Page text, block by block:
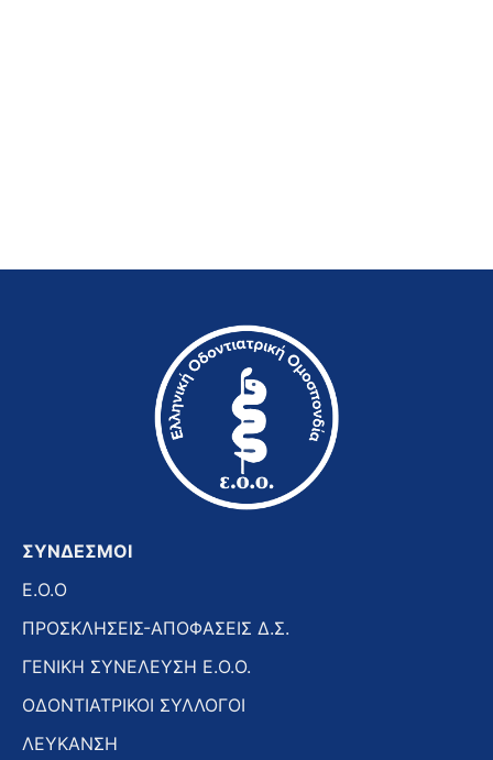
ΣΥΝΔΕΣΜΟΙ
E.O.O
ΠΡΟΣΚΛΗΣΕΙΣ-ΑΠΟΦΑΣΕΙΣ Δ.Σ.
ΓΕΝΙΚΗ ΣΥΝΕΛΕΥΣΗ Ε.Ο.Ο.
ΟΔΟΝΤΙΑΤΡΙΚΟΙ ΣΥΛΛΟΓΟΙ
ΛΕΥΚΑΝΣΗ